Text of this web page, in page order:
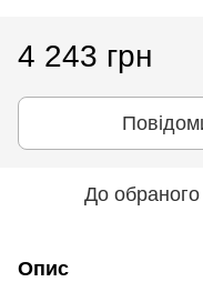
4 243 грн
До обраного
Опис